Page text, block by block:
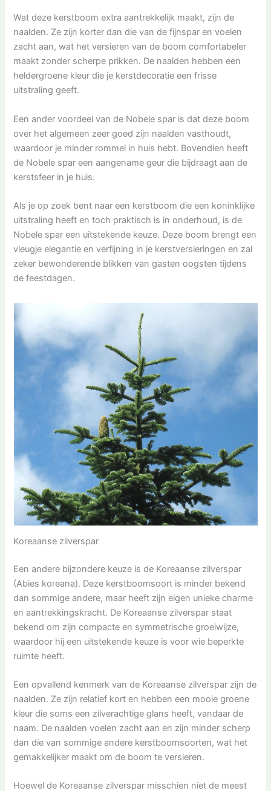
Wat deze kerstboom extra aantrekkelijk maakt, zijn de
naalden. Ze zijn korter dan die van de fijnspar en voelen
zacht aan, wat het versieren van de boom comfortabeler
maakt zonder scherpe prikken. De naalden hebben een
heldergroene kleur die je kerstdecoratie een frisse
uitstraling geeft.
Een ander voordeel van de Nobele spar is dat deze boom
over het algemeen zeer goed zijn naalden vasthoudt,
waardoor je minder rommel in huis hebt. Bovendien heeft
de Nobele spar een aangename geur die bijdraagt aan de
kerstsfeer in je huis.
Als je op zoek bent naar een kerstboom die een koninklijke
uitstraling heeft en toch praktisch is in onderhoud, is de
Nobele spar een uitstekende keuze. Deze boom brengt een
vleugje elegantie en verfijning in je kerstversieringen en zal
zeker bewonderende blikken van gasten oogsten tijdens
de feestdagen.
Koreaanse zilverspar
Een andere bijzondere keuze is de Koreaanse zilverspar
(Abies koreana). Deze kerstboomsoort is minder bekend
dan sommige andere, maar heeft zijn eigen unieke charme
en aantrekkingskracht. De Koreaanse zilverspar staat
bekend om zijn compacte en symmetrische groeiwijze,
waardoor hij een uitstekende keuze is voor wie beperkte
ruimte heeft.
Een opvallend kenmerk van de Koreaanse zilverspar zijn de
naalden. Ze zijn relatief kort en hebben een mooie groene
kleur die soms een zilverachtige glans heeft, vandaar de
naam. De naalden voelen zacht aan en zijn minder scherp
dan die van sommige andere kerstboomsoorten, wat het
gemakkelijker maakt om de boom te versieren.
Hoewel de Koreaanse zilverspar misschien niet de meest